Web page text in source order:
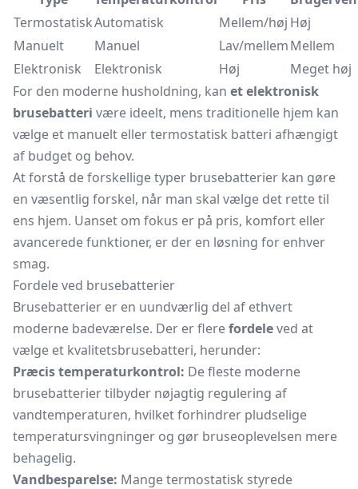
TermostatiskAutomatisk Mellem/høj Høj
Manuelt
Manuel Lav/mellemMellem
Elektronisk
Elektronisk Høj
Meget høj
For den moderne husholdning, kan et elektronisk
brusebatteri være ideelt, mens traditionelle hjem kan
vælge et manuelt eller termostatisk batteri afhængigt
af budget og behov.
At forstå de forskellige typer brusebatterier kan gøre
en væsentlig forskel, når man skal vælge det rette til
ens hjem. Uanset om fokus er på pris, komfort eller
avancerede funktioner, er der en løsning for enhver
smag.
Fordele ved brusebatterier
Brusebatterier er en uundværlig del af ethvert
moderne badeværelse. Der er flerefordeleved at
vælge et kvalitetsbrusebatteri, herunder:
Præcis temperaturkontrol: De fleste moderne
brusebatterier tilbyder nøjagtig regulering af
vandtemperaturen, hvilket forhindrer pludselige
temperatursvingninger og gør bruseoplevelsen mere
behagelig.
Vandbesparelse: Mange termostatisk styrede